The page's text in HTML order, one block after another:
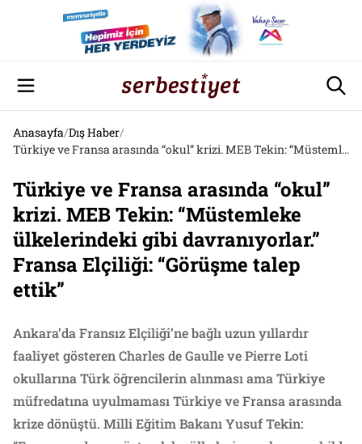
Anasayfa/Dış Haber/
Türkiye ve Fransa arasında “okul” krizi. MEB Tekin: “Müstemleke ülkelerindeki gibi davranıyorlar.” Fransa Elçiliği: “Görüşme talep ettik”
Türkiye ve Fransa arasında “okul”
krizi. MEB Tekin: “Müstemleke
ülkelerindeki gibi davranıyorlar.”
Fransa Elçiliği: “Görüşme talep
ettik”
Ankara’da Fransız Elçiliği’ne bağlı uzun yıllardır
faaliyet gösteren Charles de Gaulle ve Pierre Loti
okullarına Türk öğrencilerin alınması ama Türkiye
müfredatına uyulmaması Türkiye ve Fransa arasında
krize dönüştü. Milli Eğitim Bakanı Yusuf Tekin: